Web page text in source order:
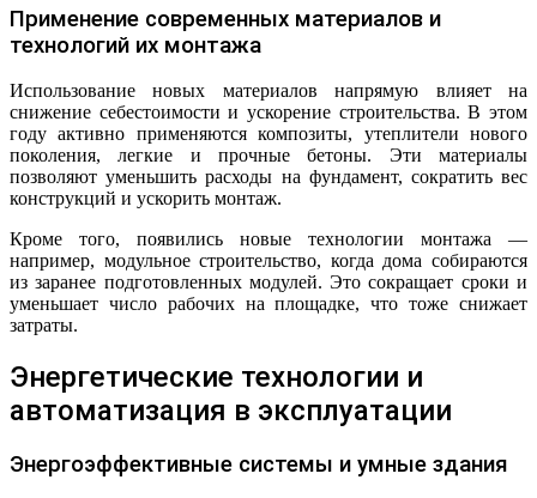
Применение современных материалов и
технологий их монтажа
Использование новых материалов напрямую влияет на
снижение себестоимости и ускорение строительства. В этом
году активно применяются композиты, утеплители нового
поколения, легкие и прочные бетоны. Эти материалы
позволяют уменьшить расходы на фундамент, сократить вес
конструкций и ускорить монтаж.
Кроме того, появились новые технологии монтажа —
например, модульное строительство, когда дома собираются
из заранее подготовленных модулей. Это сокращает сроки и
уменьшает число рабочих на площадке, что тоже снижает
затраты.
Энергетические технологии и
автоматизация в эксплуатации
Энергоэффективные системы и умные здания